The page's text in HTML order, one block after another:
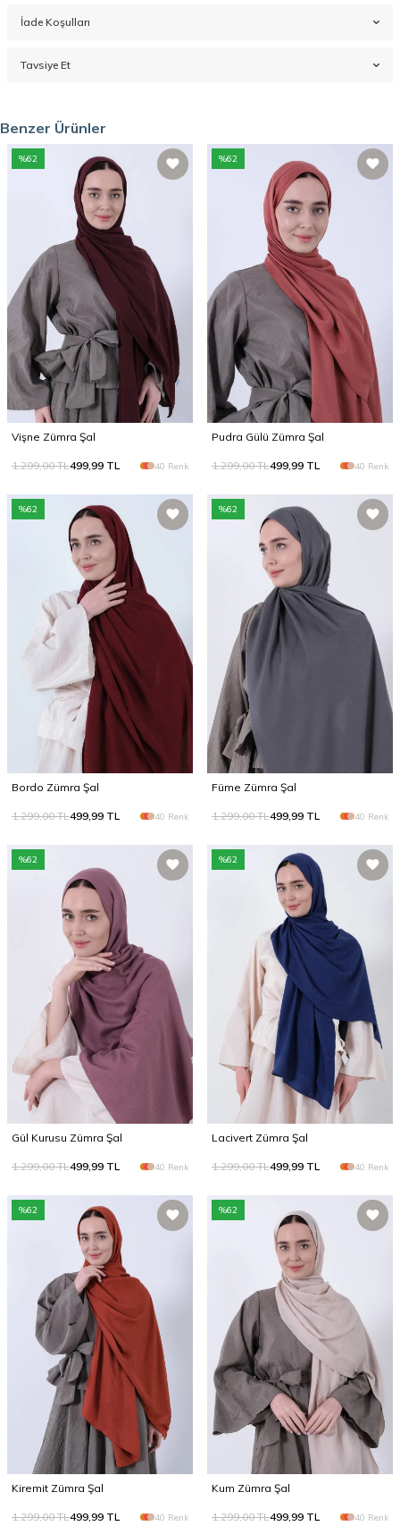
İade Koşulları
Tavsiye Et
Benzer Ürünler
%62
Vişne Zümra Şal
1.299,00TL499,99 TL 40 Renk
%62
Pudra Gülü Zümra Şal
1.299,00TL499,99 TL 40 Renk
%62
Bordo Zümra Şal
1.299,00TL499,99 TL 40 Renk
%62
Füme Zümra Şal
1.299,00TL499,99 TL 40 Renk
%62
Gül Kurusu Zümra Şal
1.299,00TL499,99 TL 40 Renk
%62
Lacivert Zümra Şal
1.299,00TL499,99 TL 40 Renk
%62
Kiremit Zümra Şal
1.299,00TL499,99 TL 40 Renk
%62
Kum Zümra Şal
1.299,00TL499,99 TL 40 Renk